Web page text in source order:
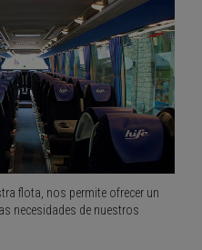
flota, nos permite ofrecer un
necesidades de nuestros